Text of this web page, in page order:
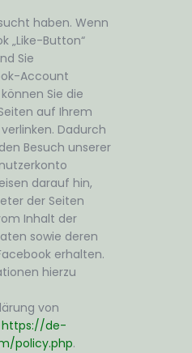
haben. Wenn
„Like-Button“
Sie
Account
Sie die
auf Ihrem
Dadurch
Besuch unserer
darauf hin,
der Seiten
Inhalt der
sowie deren
erhalten.
hierzu
von
https://de-
policy.php.